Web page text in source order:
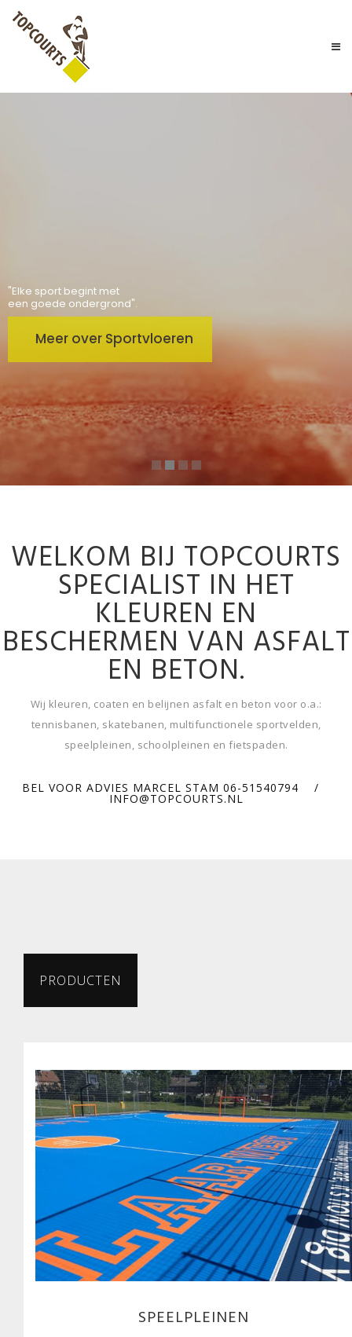
"Elke sport begint met
een goede ondergrond".
Meer over Sportvloeren
WELKOM BIJ TOPCOURTS
SPECIALIST IN HET
KLEUREN EN
BESCHERMEN VAN ASFALT
EN BETON.
Wij kleuren, coaten en belijnen asfalt en beton voor o.a.:
tennisbanen, skatebanen, multifunctionele sportvelden,
speelpleinen, schoolpleinen en fietspaden.
BEL VOOR ADVIES MARCEL STAM 06-51540794 /
INFO@TOPCOURTS.NL
PRODUCTEN
SPEELPLEINEN